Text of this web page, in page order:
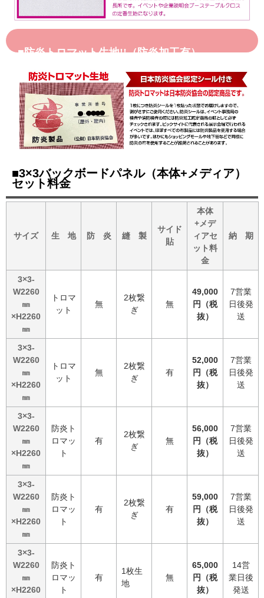
■防炎トロマット生地!!（防炎加工有）
■3×3バックボードパネル（本体+メディア）
セット料金
サイズ 生 地 防 炎 縫 製
サイド
貼
本体
+メデ
ィアセ
ット料
金
納 期
3×3-
W2260
㎜
×H2260
㎜
トロマ
ット
無
2枚繋
ぎ
無
49,000
円（税
抜）
7営業
日後発
送
3×3-
W2260
㎜
×H2260
㎜
トロマ
ット
無
2枚繋
ぎ
有
52,000
円（税
抜）
7営業
日後発
送
3×3-
W2260
㎜
×H2260
㎜
防炎ト
ロマッ
ト
有
2枚繋
ぎ
無
56,000
円（税
抜）
7営業
日後発
送
3×3-
W2260
㎜
×H2260
㎜
防炎ト
ロマッ
ト
有
2枚繋
ぎ
有
59,000
円（税
抜）
7営業
日後発
送
3×3-
W2260
㎜
×H2260
防炎ト
ロマッ
ト
有
1枚生
地
無
65,000
円（税
抜）
14営
業日後
発送